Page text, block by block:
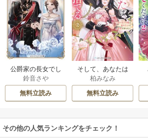
公爵家の長女でし
た
鈴音さや
無料立読み
そして、あなたは
私を捨てる
柏みなみ
無料立読み
その他の人気ランキングをチェック！